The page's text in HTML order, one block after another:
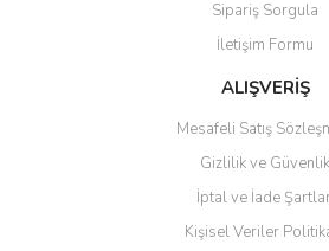
Ürün bilgilerinde hatalar bulunuyor.
Ürün fiyatı diğer sitelerden daha pahalı.
Bu ürüne benzer farklı alternatifler olmalı.
Gönder
Sipariş Sorgula
İletişim Formu
ALIŞVERİŞ
Mesafeli Satış
Gizlilik ve Güvenlik
İptal ve İade
Kişisel Veriler